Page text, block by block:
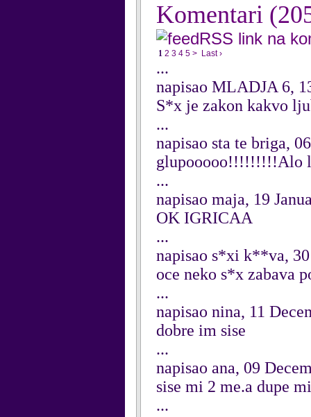
Komentari
RSS link na
1 2 3 4 5 > Last ›
...
napisao MLADJA 6,
S*x je zakon kakvo
...
napisao sta te briga,
glupooooo!!!!!!!!!Alo
...
napisao maja, 19
OK IGRICAA
...
napisao s*xi k**va,
oce neko s*x zabava
...
napisao nina, 11
dobre im sise
...
napisao ana, 09
sise mi 2 me.a dupe
...